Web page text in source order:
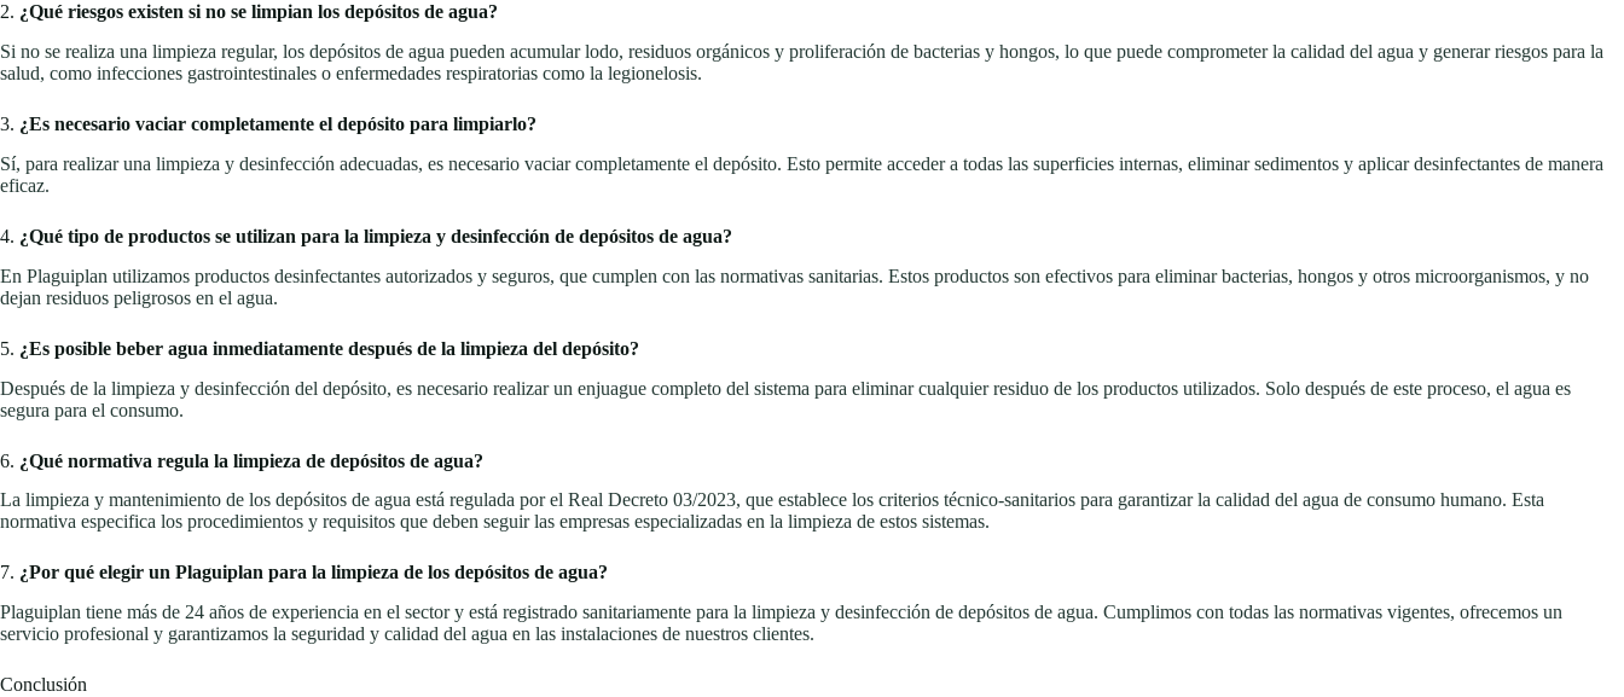
2. ¿Qué riesgos existen si no se limpian los depósitos de agua?
Si no se realiza una limpieza regular, los depósitos de agua pueden acumular lodo, residuos orgánicos y proliferación de bacterias y hongos, lo que puede comprometer la calidad del agua y generar riesgos para la
salud, como infecciones gastrointestinales o enfermedades respiratorias como la legionelosis.
3. ¿Es necesario vaciar completamente el depósito para limpiarlo?
Sí, para realizar una limpieza y desinfección adecuadas, es necesario vaciar completamente el depósito. Esto permite acceder a todas las superficies internas, eliminar sedimentos y aplicar desinfectantes de manera
eficaz.
4. ¿Qué tipo de productos se utilizan para la limpieza y desinfección de depósitos de agua?
En Plaguiplan utilizamos productos desinfectantes autorizados y seguros, que cumplen con las normativas sanitarias. Estos productos son efectivos para eliminar bacterias, hongos y otros microorganismos, y no
dejan residuos peligrosos en el agua.
5. ¿Es posible beber agua inmediatamente después de la limpieza del depósito?
Después de la limpieza y desinfección del depósito, es necesario realizar un enjuague completo del sistema para eliminar cualquier residuo de los productos utilizados. Solo después de este proceso, el agua es
segura para el consumo.
6. ¿Qué normativa regula la limpieza de depósitos de agua?
La limpieza y mantenimiento de los depósitos de agua está regulada por el Real Decreto 03/2023, que establece los criterios técnico-sanitarios para garantizar la calidad del agua de consumo humano. Esta
normativa especifica los procedimientos y requisitos que deben seguir las empresas especializadas en la limpieza de estos sistemas.
7. ¿Por qué elegir un Plaguiplan para la limpieza de los depósitos de agua?
Plaguiplan tiene más de 24 años de experiencia en el sector y está registrado sanitariamente para la limpieza y desinfección de depósitos de agua. Cumplimos con todas las normativas vigentes, ofrecemos un
servicio profesional y garantizamos la seguridad y calidad del agua en las instalaciones de nuestros clientes.
Conclusión